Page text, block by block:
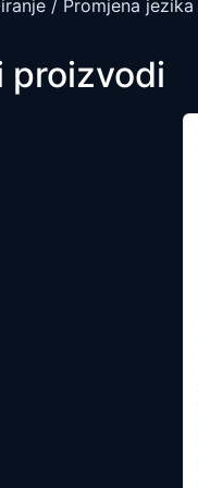
/ Promjena
proizvodi